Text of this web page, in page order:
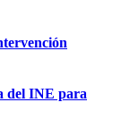
del INE para